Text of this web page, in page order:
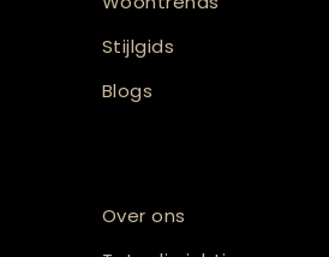
Stijlgids
Blogs
Over ons